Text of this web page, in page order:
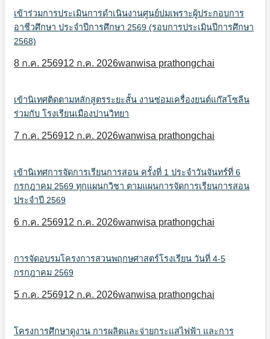
เข้าร่วมการประเมินการดำเนินงานศูนย์บ่มเพราะผู้ประกอบการ
อาชีวศึกษา ประจำปีการศึกษา 2569 (รอบการประเมินปีการศึกษา
2568)
8 ก.ค. 256912 ก.ค. 2026wanwisa prathongchai
เข้านิเทศติดตามหลักสูตรระยะสั้น งานซ่อมเครื่องยนต์แก๊สโซลีน
ร่วมกับ โรงเรียนเมืองปานวิทยา
7 ก.ค. 256912 ก.ค. 2026wanwisa prathongchai
เข้านิเทศการจัดการเรียนการสอน ครั้งที่ 1 ประจำวันจันทร์ที่ 6
กรกฎาคม 2569 ทุกแผนกวิชา ตามแผนการจัดการเรียนการสอน
ประจำปี 2569
6 ก.ค. 256912 ก.ค. 2026wanwisa prathongchai
การจัดอบรมโครงการสวนพฤกษศาสตร์โรงเรียน วันที่ 4-5
กรกฎาคม 2569
5 ก.ค. 256912 ก.ค. 2026wanwisa prathongchai
โครงการศึกษาดูงาน การผลิตและจ่ายกระแสไฟฟ้า และการ